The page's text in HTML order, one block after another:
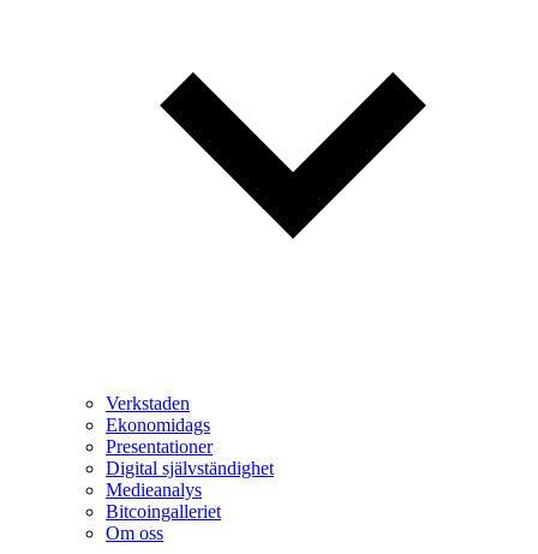
Verkstaden
Ekonomidags
Presentationer
Digital självständighet
Medieanalys
Bitcoingalleriet
Om oss